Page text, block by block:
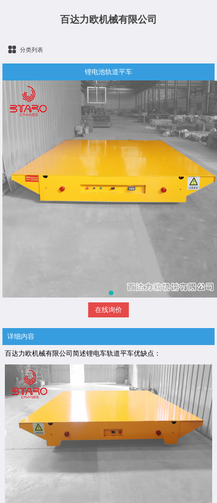
百达力欧机械有限公司
分类列表
锂电池轨道平车
在线询价
详细内容
百达力欧机械有限公司简述锂电车轨道平车优缺点：